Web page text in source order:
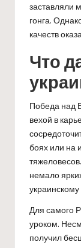
заставляли
гонга.
качеств
Что
Победа над
вехой в
боях или на
немало
Для самого
уроком.
получил